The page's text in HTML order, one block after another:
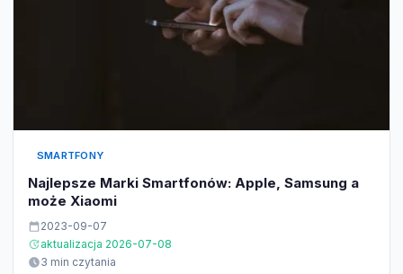
SMARTFONY
Najlepsze Marki Smartfonów: Apple, Samsung a
może Xiaomi
2023-09-07
aktualizacja 2026-07-08
3 min czytania